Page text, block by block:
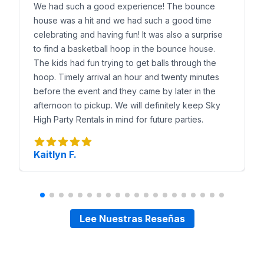
Reserva con 50% de anticipo
SkyHigh Party Rentals entrega, instala y regresa
We had such a good experience! The bounce
house was a hit and we had such a good time
celebrating and having fun! It was also a surprise
to find a basketball hoop in the bounce house.
The kids had fun trying to get balls through the
hoop. Timely arrival an hour and twenty minutes
before the event and they came by later in the
afternoon to pickup. We will definitely keep Sky
High Party Rentals in mind for future parties.
Kaitlyn F.
Lee Nuestras Reseñas